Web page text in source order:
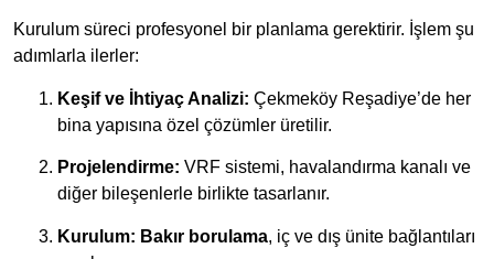
Kurulum süreci profesyonel bir planlama gerektirir. İşlem şu
adımlarla ilerler:
Keşif ve İhtiyaç Analizi: Çekmeköy Reşadiye’de her
bina yapısına özel çözümler üretilir.
Projelendirme: VRF sistemi, havalandırma kanalı ve
diğer bileşenlerle birlikte tasarlanır.
Kurulum: Bakır borulama, iç ve dış ünite bağlantıları